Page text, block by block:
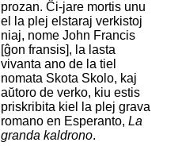
prozan. Ĉi-jare mortis unu
el la plej elstaraj verkistoj
niaj, nome John Francis
[ĝon fransis], la lasta
vivanta ano de la tiel
nomata Skota Skolo, kaj
aŭtoro de verko, kiu estis
priskribita kiel la plej grava
romano en Esperanto, La
granda kaldrono.